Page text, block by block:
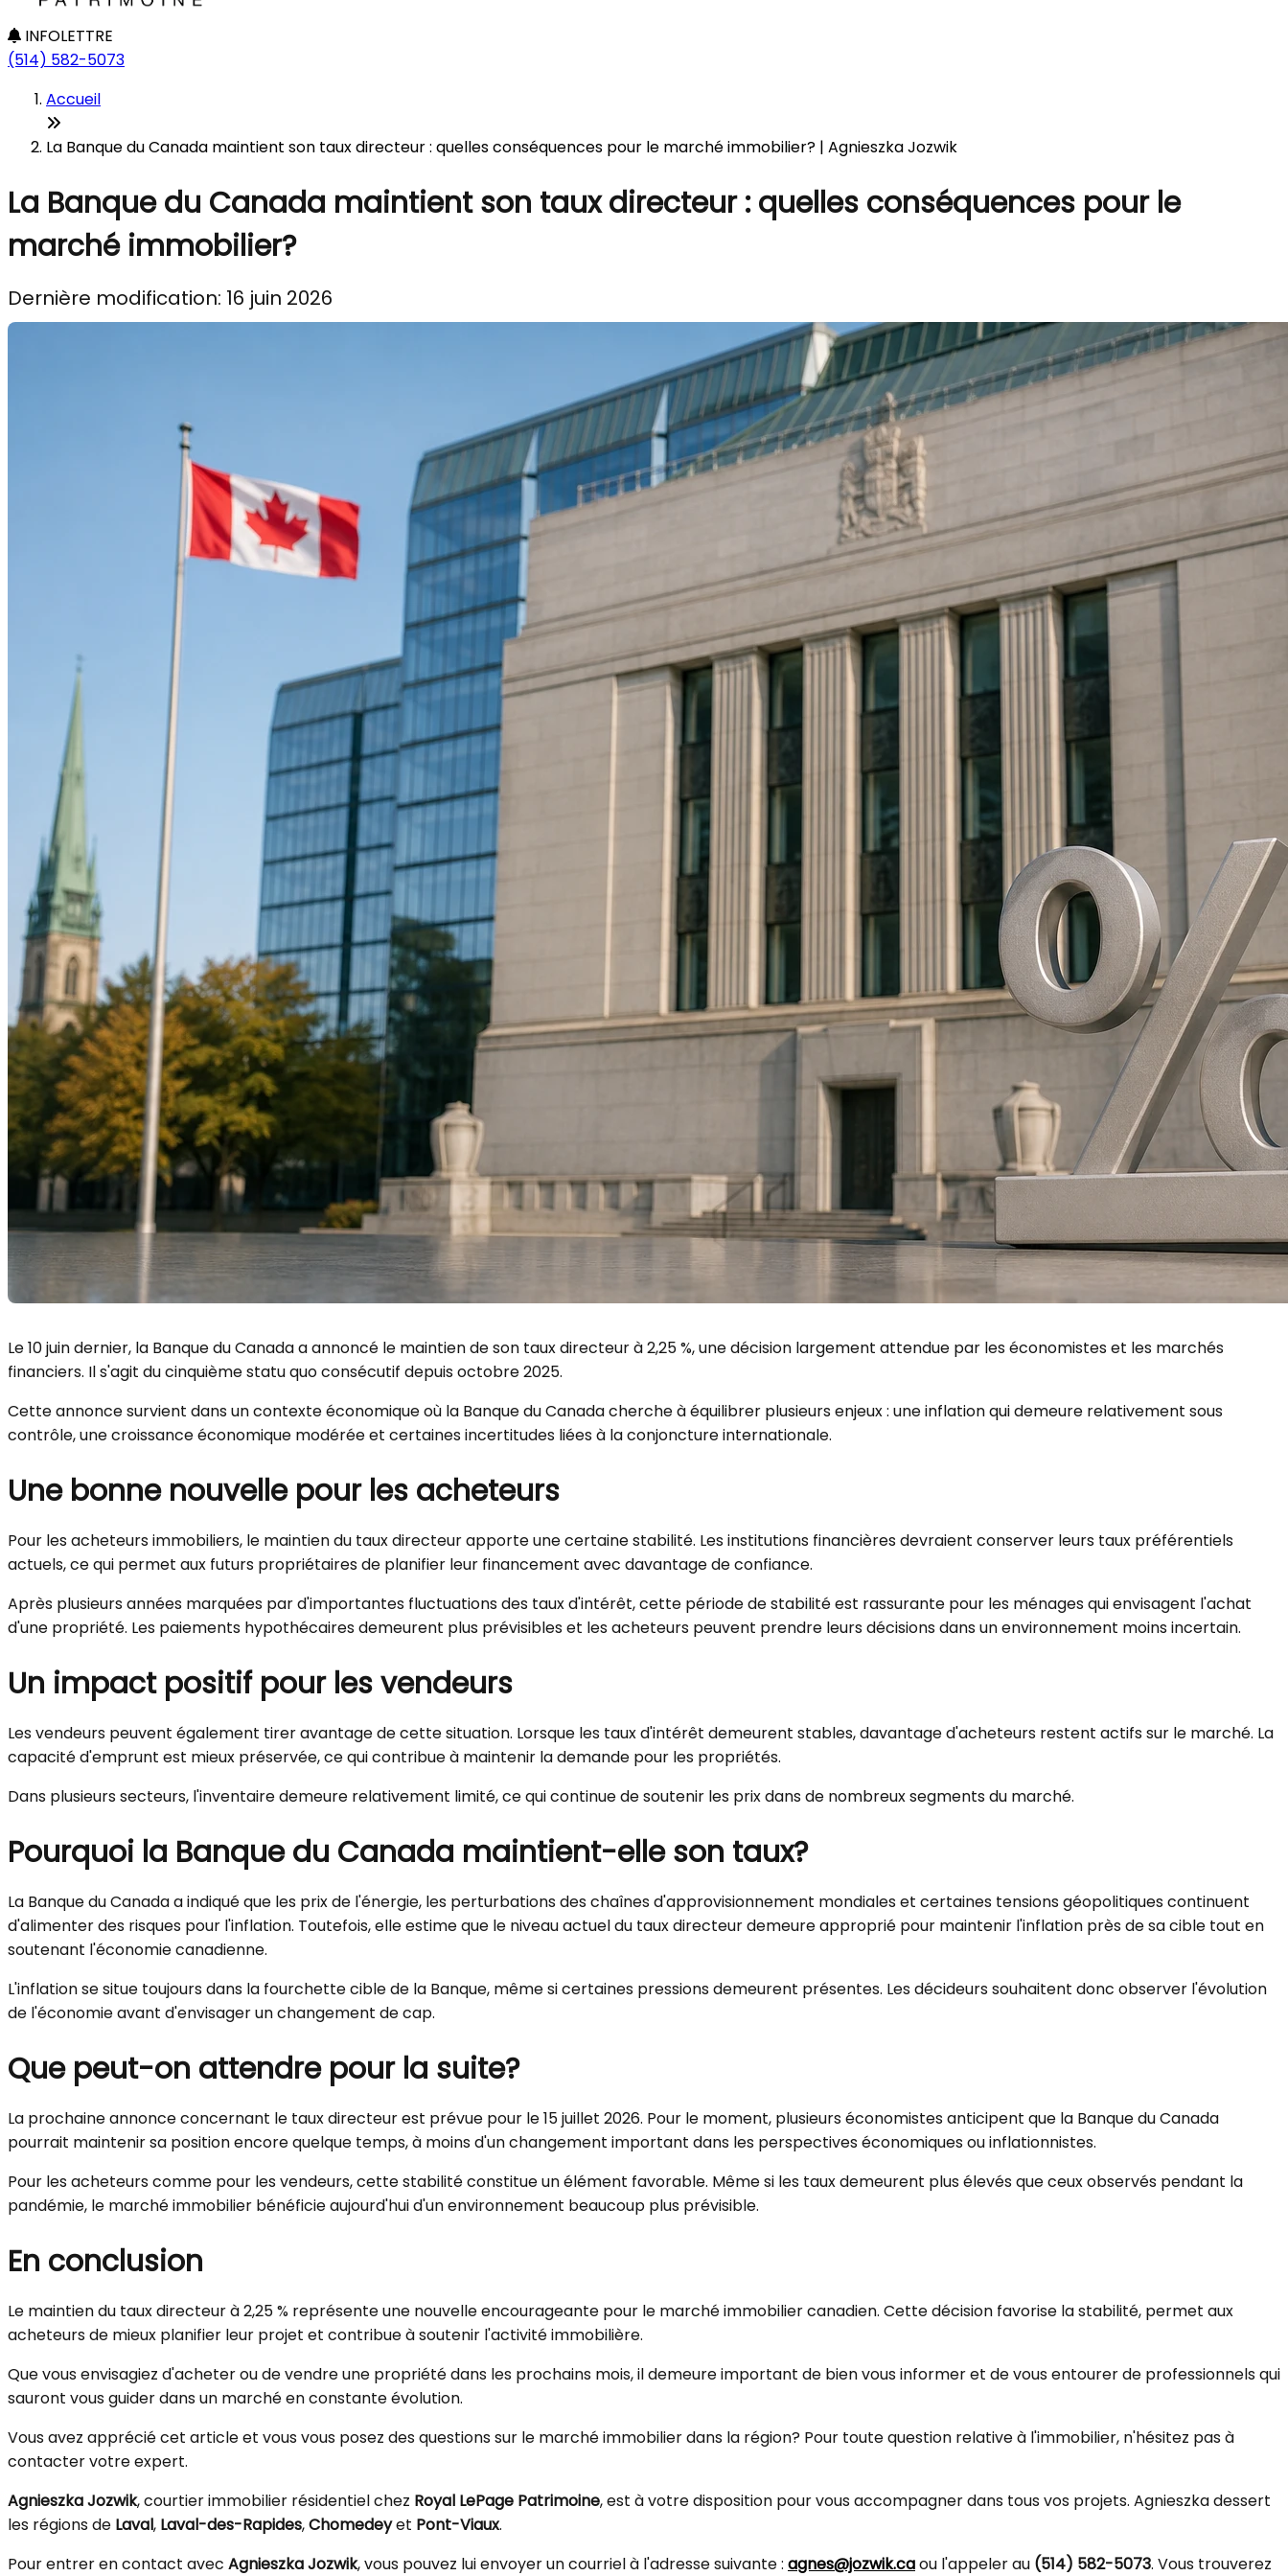
INFOLETTRE
(514) 582-5073
Accueil
La Banque du Canada maintient son taux directeur : quelles conséquences pour le marché immobilier? | Agnieszka Jozwik
La Banque du Canada maintient son taux directeur : quelles conséquences pour le
marché immobilier?
Dernière modification: 16 juin 2026
Le 10 juin dernier, la Banque du Canada a annoncé le maintien de son taux directeur à 2,25 %, une décision largement attendue par les économistes et les marchés
financiers. Il s'agit du cinquième statu quo consécutif depuis octobre 2025.
Cette annonce survient dans un contexte économique où la Banque du Canada cherche à équilibrer plusieurs enjeux : une inflation qui demeure relativement sous
contrôle, une croissance économique modérée et certaines incertitudes liées à la conjoncture internationale.
Une bonne nouvelle pour les acheteurs
Pour les acheteurs immobiliers, le maintien du taux directeur apporte une certaine stabilité. Les institutions financières devraient conserver leurs taux préférentiels
actuels, ce qui permet aux futurs propriétaires de planifier leur financement avec davantage de confiance.
Après plusieurs années marquées par d'importantes fluctuations des taux d'intérêt, cette période de stabilité est rassurante pour les ménages qui envisagent l'achat
d'une propriété. Les paiements hypothécaires demeurent plus prévisibles et les acheteurs peuvent prendre leurs décisions dans un environnement moins incertain.
Un impact positif pour les vendeurs
Les vendeurs peuvent également tirer avantage de cette situation. Lorsque les taux d'intérêt demeurent stables, davantage d'acheteurs restent actifs sur le marché. La
capacité d'emprunt est mieux préservée, ce qui contribue à maintenir la demande pour les propriétés.
Dans plusieurs secteurs, l'inventaire demeure relativement limité, ce qui continue de soutenir les prix dans de nombreux segments du marché.
Pourquoi la Banque du Canada maintient-elle son taux?
La Banque du Canada a indiqué que les prix de l'énergie, les perturbations des chaînes d'approvisionnement mondiales et certaines tensions géopolitiques continuent
d'alimenter des risques pour l'inflation. Toutefois, elle estime que le niveau actuel du taux directeur demeure approprié pour maintenir l'inflation près de sa cible tout en
soutenant l'économie canadienne.
L'inflation se situe toujours dans la fourchette cible de la Banque, même si certaines pressions demeurent présentes. Les décideurs souhaitent donc observer l'évolution
de l'économie avant d'envisager un changement de cap.
Que peut-on attendre pour la suite?
La prochaine annonce concernant le taux directeur est prévue pour le 15 juillet 2026. Pour le moment, plusieurs économistes anticipent que la Banque du Canada
pourrait maintenir sa position encore quelque temps, à moins d'un changement important dans les perspectives économiques ou inflationnistes.
Pour les acheteurs comme pour les vendeurs, cette stabilité constitue un élément favorable. Même si les taux demeurent plus élevés que ceux observés pendant la
pandémie, le marché immobilier bénéficie aujourd'hui d'un environnement beaucoup plus prévisible.
En conclusion
Le maintien du taux directeur à 2,25 % représente une nouvelle encourageante pour le marché immobilier canadien. Cette décision favorise la stabilité, permet aux
acheteurs de mieux planifier leur projet et contribue à soutenir l'activité immobilière.
Que vous envisagiez d'acheter ou de vendre une propriété dans les prochains mois, il demeure important de bien vous informer et de vous entourer de professionnels qui
sauront vous guider dans un marché en constante évolution.
Vous avez apprécié cet article et vous vous posez des questions sur le marché immobilier dans la région? Pour toute question relative à l'immobilier, n'hésitez pas à
contacter votre expert.
Agnieszka Jozwik, courtier immobilier résidentiel chez Royal LePage Patrimoine, est à votre disposition pour vous accompagner dans tous vos projets. Agnieszka dessert
les régions de Laval, Laval-des-Rapides,Chomedeyet Pont-Viaux.
Pour entrer en contact avec Agnieszka Jozwik, vous pouvez lui envoyer un courriel à l'adresse suivante : agnes@jozwik.caou l'appeler au (514) 582-5073. Vous trouverez